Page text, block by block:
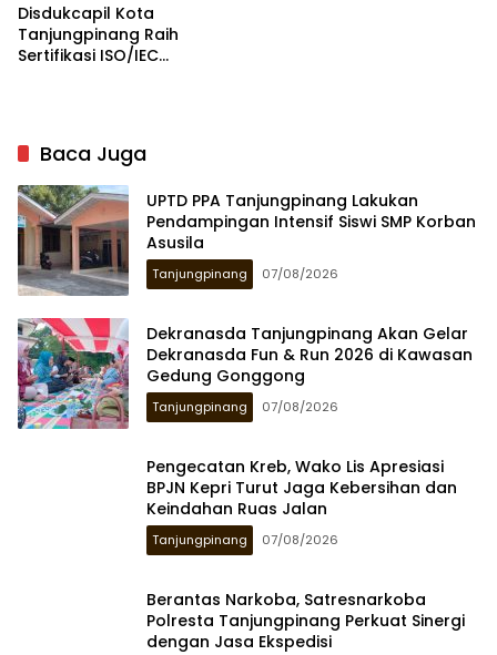
Disdukcapil Kota
Tanjungpinang Raih
Sertifikasi ISO/IEC
Baca Juga
UPTD PPA Tanjungpinang Lakukan
Pendampingan Intensif Siswi SMP Korban
Asusila
Tanjungpinang 07/08/2026
Dekranasda Tanjungpinang Akan Gelar
Dekranasda Fun & Run 2026 di Kawasan
Gedung Gonggong
Tanjungpinang 07/08/2026
Pengecatan Kreb, Wako Lis Apresiasi
BPJN Kepri Turut Jaga Kebersihan dan
Keindahan Ruas Jalan
Tanjungpinang 07/08/2026
Berantas Narkoba, Satresnarkoba
Polresta Tanjungpinang Perkuat Sinergi
dengan Jasa Ekspedisi